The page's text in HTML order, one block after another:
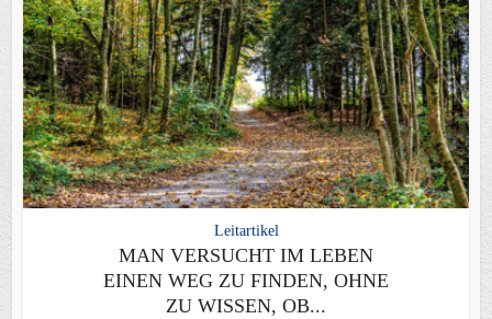
Leitartikel
MAN VERSUCHT IM LEBEN
EINEN WEG ZU FINDEN, OHNE
ZU WISSEN, OB...